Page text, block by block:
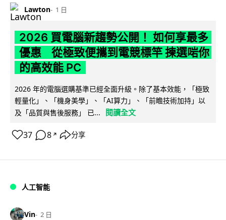
Lawton 1 日
2026 買電腦新趨勢公開！ 如何享最多
優惠 從極致便攜到電競標竿 揀選啱你
的高效能 PC
2026 年的電腦選購基準已經全面升級。除了基本效能，「極致
輕量化」、「機身美學」、「AI算力」、「前瞻技術加持」以
及「品質與售後服務」 已...
閱讀全文
37 8 ↗ 分享
人工智能
Vin 2 日